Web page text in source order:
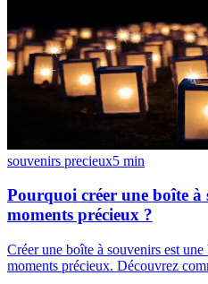
souvenirs precieux5 min
Pourquoi créer une boîte à
moments précieux ?
Créer une boîte à souvenirs est
moments précieux. Découvrez